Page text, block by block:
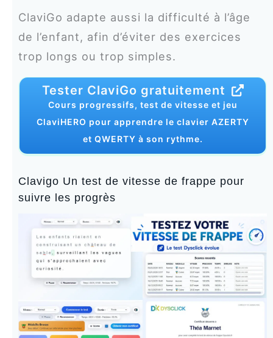
ClaviGo adapte aussi la difficulté à l’âge
de l’enfant, afin d’éviter des exercices
trop longs ou trop simples.
Tester ClaviGo gratuitement
Cours progressifs, test de vitesse et jeu
ClaviHERO pour apprendre le clavier AZERTY
et QWERTY à son rythme.
Clavigo Un test de vitesse de frappe pour
suivre les progrès